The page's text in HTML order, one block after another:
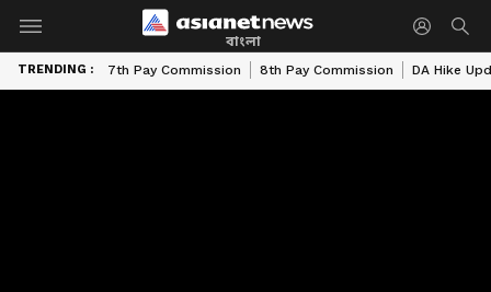
বাংলা
TRENDING : 7th Pay Commission 8th Pay Commission DA Hike